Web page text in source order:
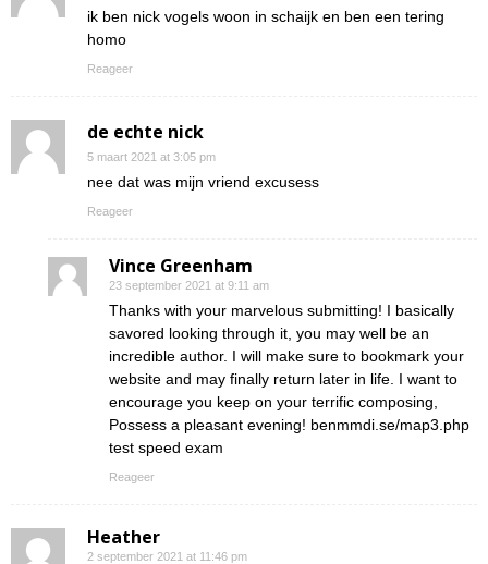
ik ben nick vogels woon in schaijk en ben een tering
homo
Reageer
de echte nick
5 maart 2021 at 3:05 pm
nee dat was mijn vriend excusess
Reageer
Vince Greenham
23 september 2021 at 9:11 am
Thanks with your marvelous submitting! I basically
savored looking through it, you may well be an
incredible author. I will make sure to bookmark your
website and may finally return later in life. I want to
encourage you keep on your terrific composing,
Possess a pleasant evening! benmmdi.se/map3.php
test speed exam
Reageer
Heather
2 september 2021 at 11:46 pm